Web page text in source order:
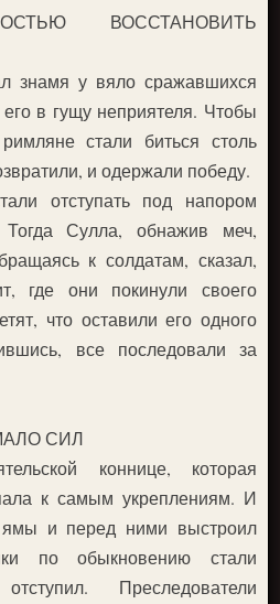
ВОССТАНОВИТЬ
знамя у вяло сражавшихся
в гущу неприятеля. Чтобы
стали биться столь
и одержали победу.
отступать под напором
Тогда Сулла, обнажив меч,
к солдатам, сказал,
где они покинули своего
что оставили его одного
все последовали за
СИЛ
коннице, которая
к самым укреплениям. И
и перед ними выстроил
по обыкновению стали
Преследователи